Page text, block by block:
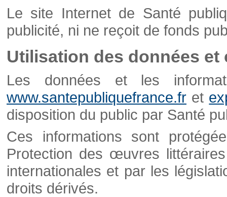
Le site Internet de Santé
publicité, ni ne reçoit de fonds
Utilisation des données et
Les données et les
www.santepubliquefrance.fr et
disposition du public par Santé
Ces informations sont
Protection des œuvres
internationales et par les
droits dérivés.